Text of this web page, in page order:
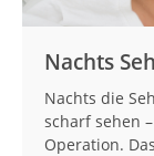
Nachts
Nachts die
scharf sehen
Operation.